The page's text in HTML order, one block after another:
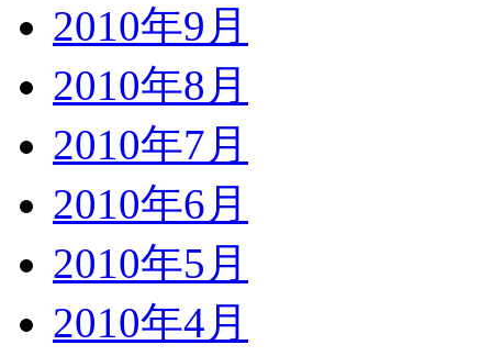
2010年9月
2010年8月
2010年7月
2010年6月
2010年5月
2010年4月